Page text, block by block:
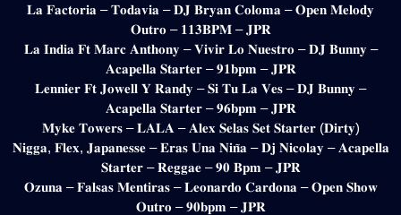
𝐋𝐚 𝐅𝐚𝐜𝐭𝐨𝐫𝐢𝐚 – 𝐓𝐨𝐝𝐚𝐯𝐢𝐚 – 𝐃𝐉 𝐁𝐫𝐲𝐚𝐧 𝐂𝐨𝐥𝐨𝐦𝐚 – 𝐎𝐩𝐞𝐧 𝐌𝐞𝐥𝐨𝐝𝐲
𝐎𝐮𝐭𝐫𝐨 – 𝟏𝟏𝟑𝐁𝐏𝐌 – 𝐉𝐏𝐑
𝐋𝐚 𝐈𝐧𝐝𝐢𝐚 𝐅𝐭 𝐌𝐚𝐫𝐜 𝐀𝐧𝐭𝐡𝐨𝐧𝐲 – 𝐕𝐢𝐯𝐢𝐫 𝐋𝐨 𝐍𝐮𝐞𝐬𝐭𝐫𝐨 – 𝐃𝐉 𝐁𝐮𝐧𝐧𝐲 –
𝐀𝐜𝐚𝐩𝐞𝐥𝐥𝐚 𝐒𝐭𝐚𝐫𝐭𝐞𝐫 – 𝟗𝟏𝐛𝐩𝐦 – 𝐉𝐏𝐑
𝐋𝐞𝐧𝐧𝐢𝐞𝐫 𝐅𝐭 𝐉𝐨𝐰𝐞𝐥𝐥 𝐘 𝐑𝐚𝐧𝐝𝐲 – 𝐒𝐢 𝐓𝐮 𝐋𝐚 𝐕𝐞𝐬 – 𝐃𝐉 𝐁𝐮𝐧𝐧𝐲 –
𝐀𝐜𝐚𝐩𝐞𝐥𝐥𝐚 𝐒𝐭𝐚𝐫𝐭𝐞𝐫 – 𝟗𝟔𝐛𝐩𝐦 – 𝐉𝐏𝐑
𝐌𝐲𝐤𝐞 𝐓𝐨𝐰𝐞𝐫𝐬 – 𝐋𝐀𝐋𝐀 – 𝐀𝐥𝐞𝐱 𝐒𝐞𝐥𝐚𝐬 𝐒𝐞𝐭 𝐒𝐭𝐚𝐫𝐭𝐞𝐫 (𝐃𝐢𝐫𝐭𝐲)
𝐍𝐢𝐠𝐠𝐚, 𝐅𝐥𝐞𝐱, 𝐉𝐚𝐩𝐚𝐧𝐞𝐬𝐬𝐞 – 𝐄𝐫𝐚𝐬 𝐔𝐧𝐚 𝐍𝐢𝐧̃𝐚 – 𝐃𝐣 𝐍𝐢𝐜𝐨𝐥𝐚𝐲 – 𝐀𝐜𝐚𝐩𝐞𝐥𝐥𝐚
𝐒𝐭𝐚𝐫𝐭𝐞𝐫 – 𝐑𝐞𝐠𝐠𝐚𝐞 – 𝟗𝟎 𝐁𝐩𝐦 – 𝐉𝐏𝐑
𝐎𝐳𝐮𝐧𝐚 – 𝐅𝐚𝐥𝐬𝐚𝐬 𝐌𝐞𝐧𝐭𝐢𝐫𝐚𝐬 – 𝐋𝐞𝐨𝐧𝐚𝐫𝐝𝐨 𝐂𝐚𝐫𝐝𝐨𝐧𝐚 – 𝐎𝐩𝐞𝐧 𝐒𝐡𝐨𝐰
𝐎𝐮𝐭𝐫𝐨 – 𝟗𝟎𝐛𝐩𝐦 – 𝐉𝐏𝐑